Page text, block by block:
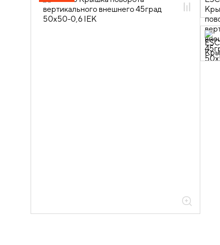
05.04.04.03 Аксессуары для лотков
листовых ESCA